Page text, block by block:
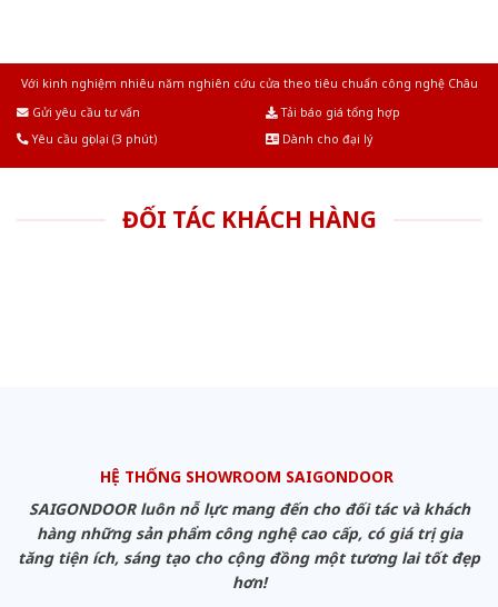
Với kinh nghiệm nhiêu năm nghiên cứu cửa theo tiêu chuẩn công nghệ Châu
Gửi yêu cầu tư vấn
Tải báo giá tổng hợp
Yêu cầu gọi lại (3 phút)
Dành cho đại lý
ĐỐI TÁC KHÁCH HÀNG
HỆ THỐNG SHOWROOM SAIGONDOOR
SAIGONDOOR luôn nỗ lực mang đến cho đối tác và khách
hàng những sản phẩm công nghệ cao cấp, có giá trị gia
tăng tiện ích, sáng tạo cho cộng đồng một tương lai tốt đẹp
hơn!